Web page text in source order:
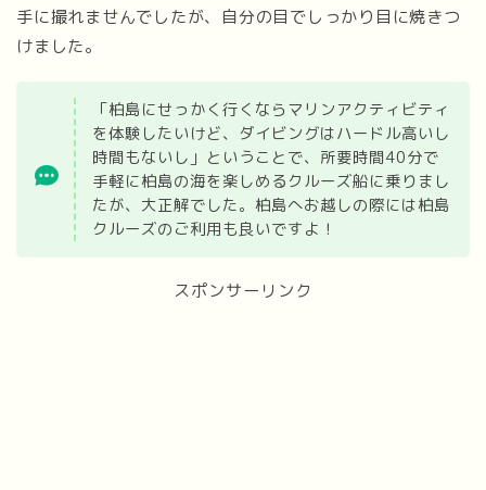
手に撮れませんでしたが、自分の目でしっかり目に焼きつ
けました。
「柏島にせっかく行くならマリンアクティビティ
を体験したいけど、ダイビングはハードル高いし
時間もないし」ということで、所要時間40分で
手軽に柏島の海を楽しめるクルーズ船に乗りまし
たが、大正解でした。柏島へお越しの際には柏島
クルーズのご利用も良いですよ！
スポンサーリンク